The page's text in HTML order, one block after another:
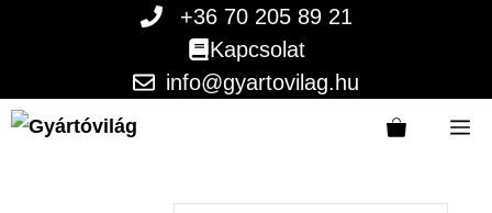
+36 70 205 89 21
Kapcsolat
info@gyartovilag.hu